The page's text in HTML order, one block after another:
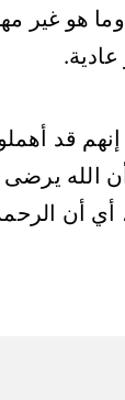
هو غير
قد
الله